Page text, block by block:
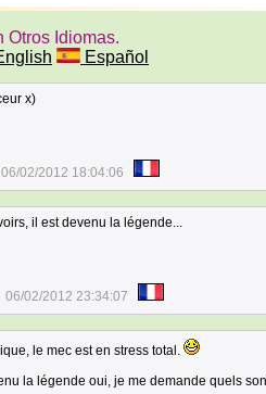
Otros Idiomas.
Español
x)
06/02/2012 18:04:06
il est devenu la légende...
06/02/2012 23:34:07
le mec est en stress total.
la légende oui, je me demande quels